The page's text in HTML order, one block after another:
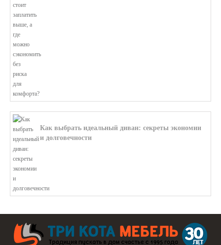
Как выбрать идеальный диван: секреты экономии
и долговечности